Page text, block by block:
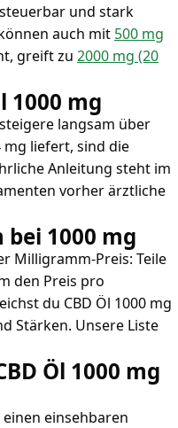
und stark
auch mit 500 mg
greift zu 2000 mg (20
1000 mg
langsam über
mg liefert, sind die
Anleitung steht im
vorher ärztliche
1000 mg
Milligramm-Preis: Teile
den Preis pro
du CBD Öl 1000 mg
Stärken. Unsere Liste
Öl 1000 mg
einsehbaren